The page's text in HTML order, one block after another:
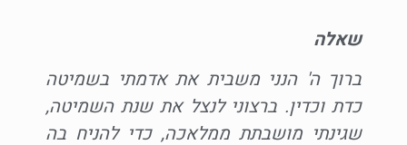
שאלה
ברוך ה' הנני משבית את אדמתי בשמיטה
כדת וכדין. ברצוני לנצל את שנת השמיטה,
שגינתי מושבתת ממלאכה, כדי להניח בה